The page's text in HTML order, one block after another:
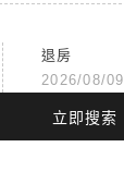
退房
2026/08/09
立即搜索